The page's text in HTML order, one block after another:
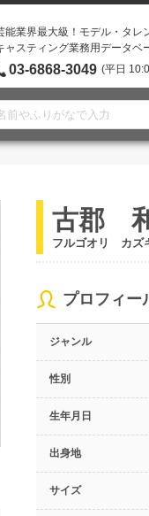
能業界最大級！モデル・タレ
ャスティング業務用データベ
03-6868-3049 (平日
古郡
フルゴオリ カズ
プロフィー
ジャンル
性別
生年月日
出身地
サイズ